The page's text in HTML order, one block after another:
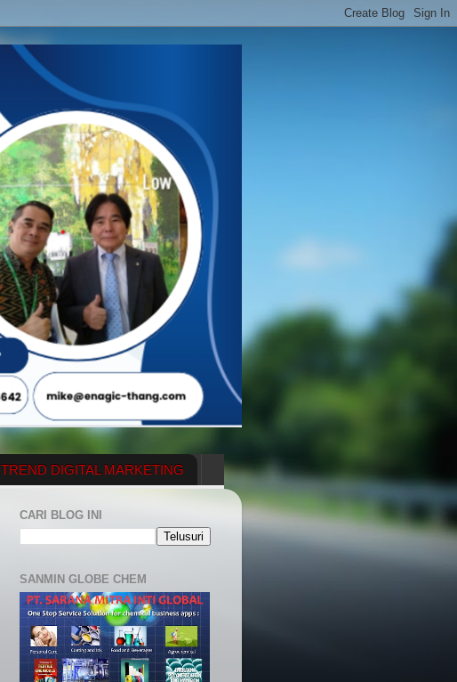
TREND DIGITAL MARKETING
CARI BLOG INI
SANMIN GLOBE CHEM